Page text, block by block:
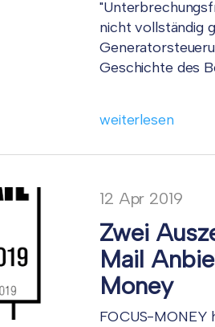
nicht vollständig
Geschichte des
weiterlesen
Zwei
Mail
Money
12 Apr 2019
FOCUS-MONEY